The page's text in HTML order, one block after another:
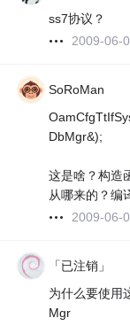
ss7协议？
2009-06-
SoRoMan
DbMgr&);
这是啥？构造
从哪来的？编
2009-06-
「已注销」
为什么要使用
Mgr